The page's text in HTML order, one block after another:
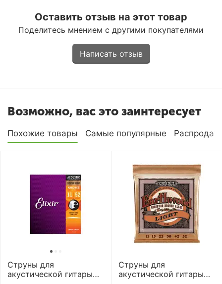
Оставить отзыв на этот товар
Поделитесь мнением с другими покупателями
Написать отзыв
Возможно, вас это заинтересует
Похожие товары Самые популярные
Струны для
акустической гитары
Струны для
акустической гитары